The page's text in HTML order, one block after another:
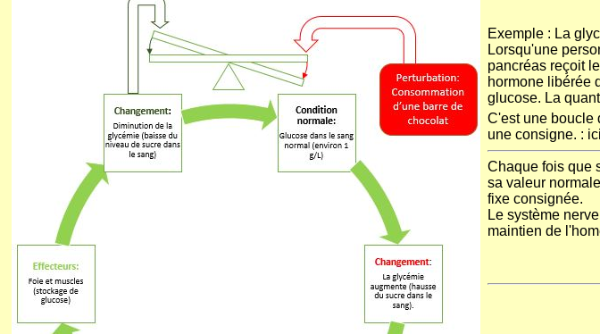
Exemple : La
Lorsqu'une
pancréas reçoit
hormone libérée
glucose. La
C'est une boucle
une consigne. :
Chaque fois que
sa valeur
fixe consignée.
Le système
maintien de